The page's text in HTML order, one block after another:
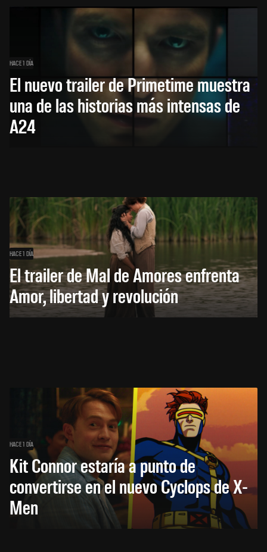
HACE 1 DÍA
El nuevo trailer de Primetime muestra
una de las historias más intensas de
A24
HACE 1 DÍA
El trailer de Mal de Amores enfrenta
Amor, libertad y revolución
HACE 1 DÍA
Kit Connor estaría a punto de
convertirse en el nuevo Cyclops de X-
Men